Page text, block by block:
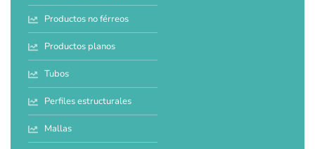
Productos no férreos
Productos planos
Tubos
Perfiles estructurales
Mallas